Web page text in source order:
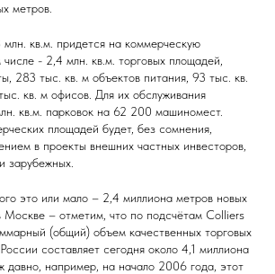
метров.
кв.м. придется на коммерческую
- 2,4 млн. кв.м. торговых площадей,
283 тыс. кв. м объектов питания, 93 тыс. кв.
кв. м офисов. Для их обслуживания
кв.м. парковок на 62 200 машиномест.
площадей будет, без сомнения,
в проекты внешних частных инвесторов,
зарубежных.
это или мало – 2,4 миллиона метров новых
Москве – отметим, что по подсчётам Colliers
(общий) объем качественных торговых
составляет сегодня около 4,1 миллиона
давно, например, на начало 2006 года, этот